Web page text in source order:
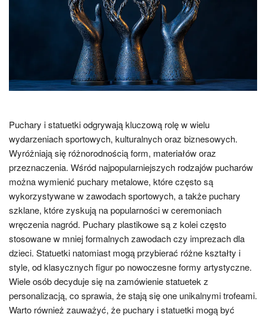
Puchary i statuetki odgrywają kluczową rolę w wielu
wydarzeniach sportowych, kulturalnych oraz biznesowych.
Wyróżniają się różnorodnością form, materiałów oraz
przeznaczenia. Wśród najpopularniejszych rodzajów pucharów
można wymienić puchary metalowe, które często są
wykorzystywane w zawodach sportowych, a także puchary
szklane, które zyskują na popularności w ceremoniach
wręczenia nagród. Puchary plastikowe są z kolei często
stosowane w mniej formalnych zawodach czy imprezach dla
dzieci. Statuetki natomiast mogą przybierać różne kształty i
style, od klasycznych figur po nowoczesne formy artystyczne.
Wiele osób decyduje się na zamówienie statuetek z
personalizacją, co sprawia, że stają się one unikalnymi trofeami.
Warto również zauważyć, że puchary i statuetki mogą być